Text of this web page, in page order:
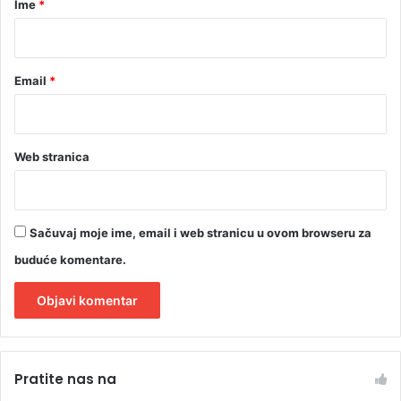
n
e
d
Ime *
Email *
Web stranica
Sačuvaj moje ime, email i web stranicu u ovom browseru za
buduće komentare.
tPratite nas na